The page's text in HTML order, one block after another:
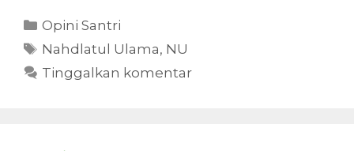
Kategori
Opini Santri
Tag
Nahdlatul Ulama, NU
Tinggalkan komentar